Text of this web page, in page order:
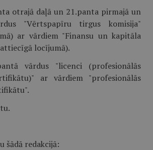
otrajā daļā un 21.panta pirmajā un
"Vērtspapīru tirgus komisija"
ar vārdiem "Finansu un kapitāla
locījumā).
vārdus "licenci (profesionālās
ar vārdiem "profesionālās
šādā redakcijā: